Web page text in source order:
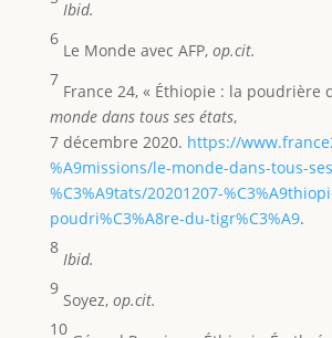
Ibid.
6
Le Monde avec AFP, op.cit.
7
France 24, « Éthiopie : la poudrière
monde dans tous ses états,
7 décembre 2020. https://
%A9missions/le-monde-dans-tous-
%C3%A9tats/20201207-
poudri%C3%A8re-du-tigr%C3%A9.
8
Ibid.
9
Soyez, op.cit.
10